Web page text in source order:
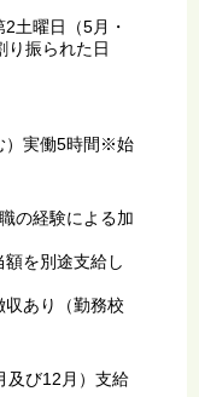
土曜日（5月・
り振られた日
）実働5時間※始
の経験による加
を別途支給し
あり（勤務校
及び12月）支給